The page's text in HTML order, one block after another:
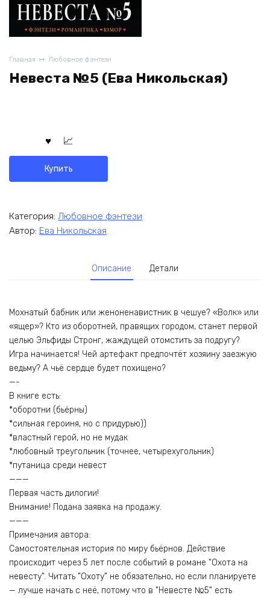
Главная Любовное фэнтези
Невеста №5 (Ева Никольская)
Купить
Категория: Любовное фэнтези
Автор: Ева Никольская
Описание Детали
Мохнатый бабник или женоненавистник в чешуе? «Волк» или
«ящер»? Кто из оборотней, правящих городом, станет первой
целью Эльфиды Стронг, жаждущей отомстить за подругу?
Игра начинается! Чей артефакт предпочтёт хозяину заезжую
ведьму? А чьё сердце будет похищено?
—-
В книге есть:
*оборотни (бьёрны)
*сильная героиня, но с придурью))
*властный герой, но не мудак
*любовный треугольник (точнее, четырехугольник)
*путаница среди невест
———
Первая часть дилогии!
Внимание! Подана заявка на продажу.
———
Примечания автора:
Самостоятельная история по миру бьёрнов. Действие
происходит через 5 лет после событий в романе "Охота на
невесту". Читать "Охоту" не обязательно, но если планируете
— лучше начать с неё, потому что в "Невесте №5" есть